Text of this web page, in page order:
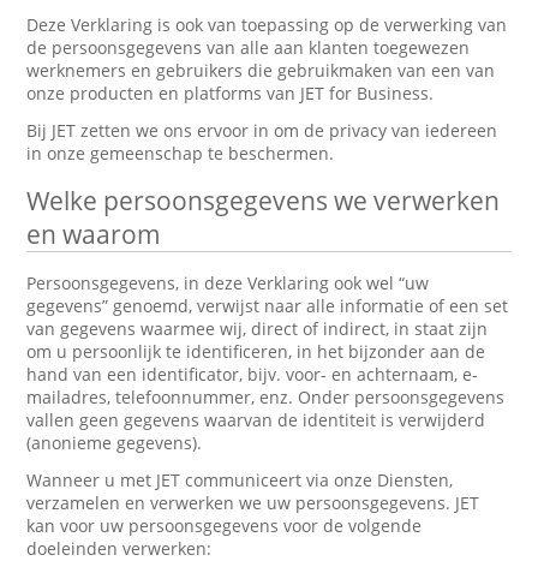
Deze Verklaring is ook van toepassing op de verwerking van
de persoonsgegevens van alle aan klanten toegewezen
werknemers en gebruikers die gebruikmaken van een van
onze producten en platforms van JET for Business.
Bij JET zetten we ons ervoor in om de privacy van iedereen
in onze gemeenschap te beschermen.
Welke persoonsgegevens we verwerken
en waarom
Persoonsgegevens, in deze Verklaring ook wel “uw
gegevens” genoemd, verwijst naar alle informatie of een set
van gegevens waarmee wij, direct of indirect, in staat zijn
om u persoonlijk te identificeren, in het bijzonder aan de
hand van een identificator, bijv. voor- en achternaam, e-
mailadres, telefoonnummer, enz. Onder persoonsgegevens
vallen geen gegevens waarvan de identiteit is verwijderd
(anonieme gegevens).
Wanneer u met JET communiceert via onze Diensten,
verzamelen en verwerken we uw persoonsgegevens. JET
kan voor uw persoonsgegevens voor de volgende
doeleinden verwerken: